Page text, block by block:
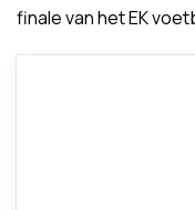
finale van het EK